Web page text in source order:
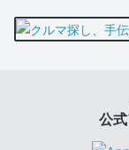
公